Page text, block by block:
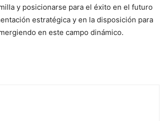
y posicionarse para el éxito en el futuro
estratégica y en la disposición para
en este campo dinámico.